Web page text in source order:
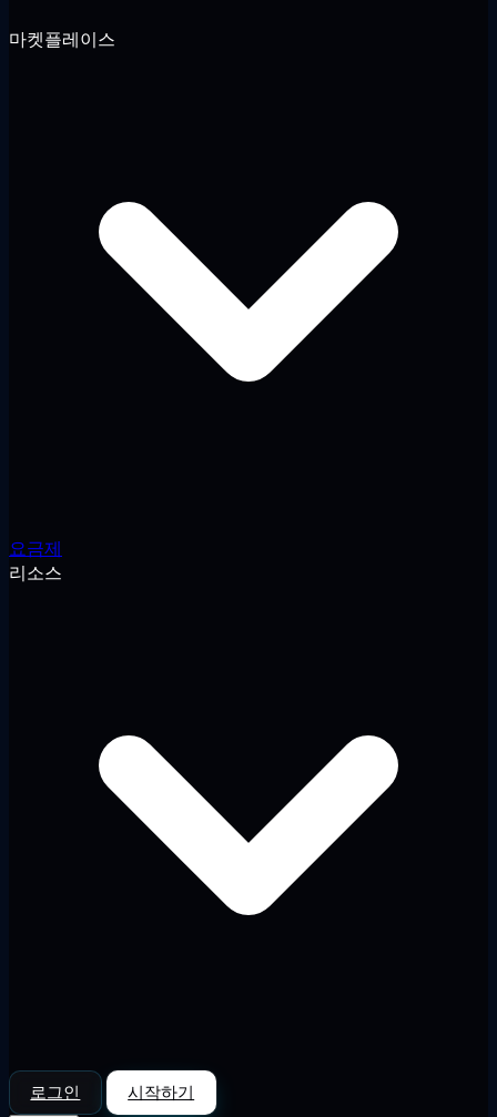
마켓플레이스
요금제
리소스
로그인 시작하기